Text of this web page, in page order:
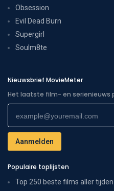
Obsession
Evil Dead Burn
Supergirl
Soulm8te
Nieuwsbrief MovieMeter
Het laatste film- en serienieuws
Populaire toplijsten
Top 250 beste films aller tijden